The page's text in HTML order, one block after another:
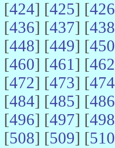
[424] [425] [426
[436] [437] [438
[448] [449] [450
[460] [461] [462
[472] [473] [474
[484] [485] [486
[496] [497] [498
[508] [509] [510